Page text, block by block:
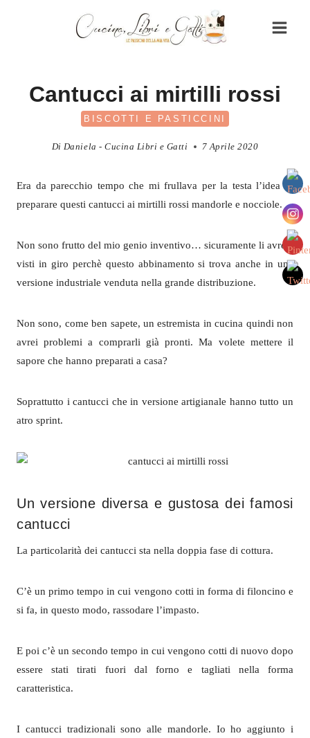
Cantucci ai mirtilli rossi
BISCOTTI E PASTICCINI
Di Daniela - Cucina Libri e Gatti 7 Aprile 2020
Era da parecchio tempo che mi frullava per la testa l’idea di
preparare questi cantucci ai mirtilli rossi mandorle e nocciole.
Non sono frutto del mio genio inventivo… sicuramente li avrete
visti in giro perchè questo abbinamento si trova anche in una
versione industriale venduta nella grande distribuzione.
Non sono, come ben sapete, un estremista in cucina quindi non
avrei problemi a comprarli già pronti. Ma volete mettere il
sapore che hanno preparati a casa?
Soprattutto i cantucci che in versione artigianale hanno tutto un
atro sprint.
Un versione diversa e gustosa dei famosi
cantucci
La particolarità dei cantucci sta nella doppia fase di cottura.
C’è un primo tempo in cui vengono cotti in forma di filoncino e
si fa, in questo modo, rassodare l’impasto.
E poi c’è un secondo tempo in cui vengono cotti di nuovo dopo
essere stati tirati fuori dal forno e tagliati nella forma
caratteristica.
I cantucci tradizionali sono alle mandorle. Io ho aggiunto i